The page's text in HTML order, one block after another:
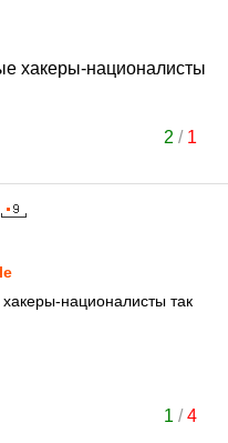
хакеры-националисты
2 / 1
националисты так
1 /4